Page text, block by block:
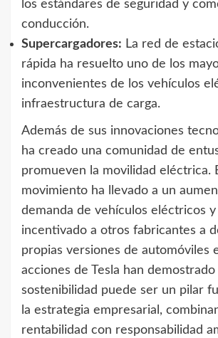
los estándares de seguridad y
conducción.
Supercargadores: La red de
rápida ha resuelto uno de los
inconvenientes de los vehículos
infraestructura de carga.
Además de sus innovaciones
ha creado una comunidad de
promueven la movilidad eléctrica.
movimiento ha llevado a un
demanda de vehículos eléctricos y
incentivado a otros fabricantes a
propias versiones de automóviles
acciones de Tesla han demostrado
sostenibilidad puede ser un pilar
la estrategia empresarial,
rentabilidad con responsabilidad